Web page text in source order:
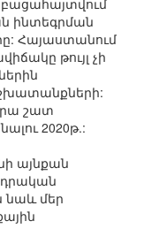
ինտեգրման
Հայաստանում
թույլ չի
շատ
2020թ.:
այնքան
դրական
նաև մեր